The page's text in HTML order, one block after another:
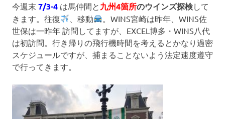
今週末 7/3-4 は馬仲間と 九州4箇所のウインズ探検して
きます。往復
、移動
。WINS宮崎は昨年、WINS佐
世保は一昨年 訪問してますが、EXCEL博多・WINS八代
は初訪問。行き帰りの飛行機時間を考えるとかなり過密
スケジュールですが、捕まることないよう法定速度遵守
で行ってきます。